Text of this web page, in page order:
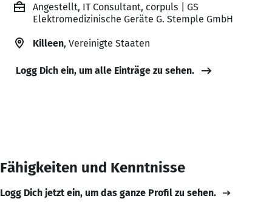
Angestellt, IT Consultant, corpuls | GS
Elektromedizinische Geräte G. Stemple GmbH
Killeen, Vereinigte Staaten
Logg Dich ein, um alle Einträge zu sehen.
Fähigkeiten und Kenntnisse
Logg Dich jetzt ein, um das ganze Profil zu sehen.